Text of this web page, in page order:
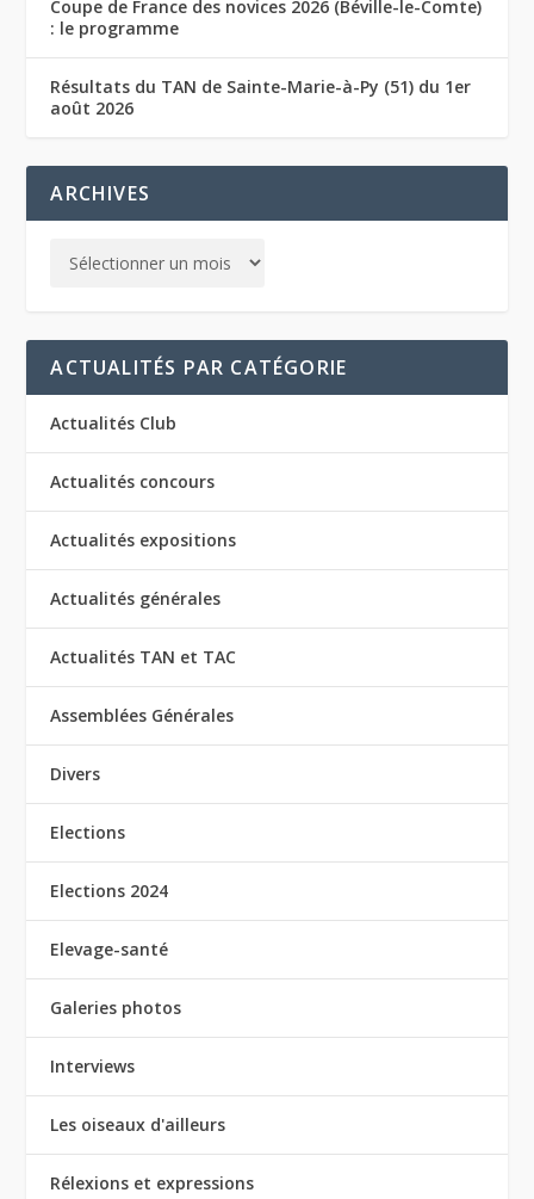
Coupe de France des novices 2026 (Béville-le-Comte)
: le programme
Résultats du TAN de Sainte-Marie-à-Py (51) du 1er
août 2026
ARCHIVES
ACTUALITÉS PAR CATÉGORIE
Actualités Club
Actualités concours
Actualités expositions
Actualités générales
Actualités TAN et TAC
Assemblées Générales
Divers
Elections
Elections 2024
Elevage-santé
Galeries photos
Interviews
Les oiseaux d'ailleurs
Rélexions et expressions